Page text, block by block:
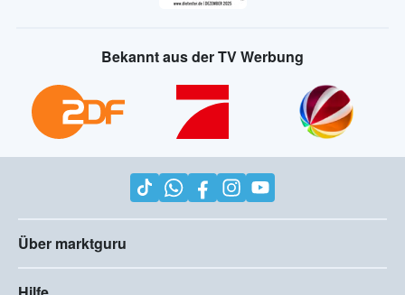
Bekannt aus der TV Werbung
Über marktguru